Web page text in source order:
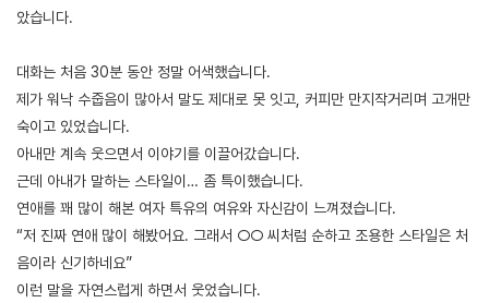
았습니다.
대화는 처음 30분 동안 정말 어색했습니다.
제가 워낙 수줍음이 많아서 말도 제대로 못 잇고, 커피만 만지작거리며 고개만
숙이고 있었습니다.
아내만 계속 웃으면서 이야기를 이끌어갔습니다.
근데 아내가 말하는 스타일이… 좀 특이했습니다.
연애를 꽤 많이 해본 여자 특유의 여유와 자신감이 느껴졌습니다.
“저 진짜 연애 많이 해봤어요. 그래서 ○○ 씨처럼 순하고 조용한 스타일은 처
음이라 신기하네요”
이런 말을 자연스럽게 하면서 웃었습니다.